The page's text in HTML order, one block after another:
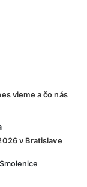
vieme a čo nás
v Bratislave